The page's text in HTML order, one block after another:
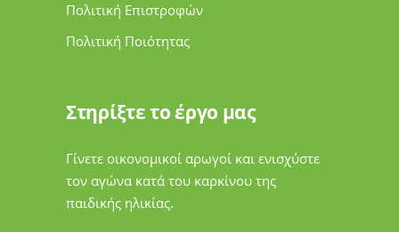
Πολιτική Επιστροφών
Πολιτική Ποιότητας
Στηρίξτε το έργο μας
Γίνετε οικονομικοί αρωγοί και ενισχύστε
τον αγώνα κατά του καρκίνου της
παιδικής ηλικίας.